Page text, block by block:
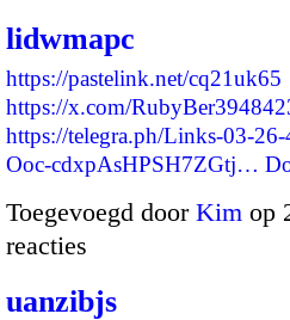
lidwmapc
https://pastelink.net/cq21uk65
https://x.com/
https://telegra.ph/Links-03-
Ooc-cdxpAsHPSH7ZGtj…
Toegevoegd door Kim op
reacties
uanzibjs